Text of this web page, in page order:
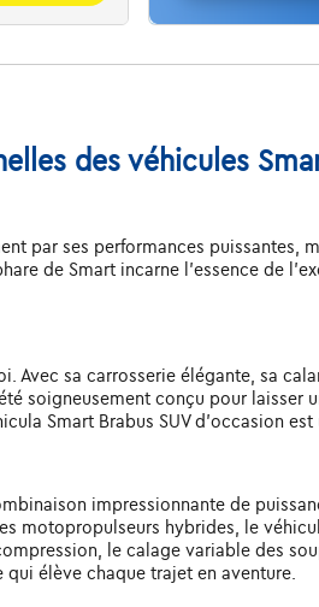
des véhicules
par ses performances puissantes,
de Smart incarne l'essence de
Avec sa carrosserie élégante, sa
soigneusement conçu pour laisser
Smart Brabus SUV d'occasion est
impressionnante de
motopropulseurs hybrides, le
le calage variable des
élève chaque trajet en aventure.